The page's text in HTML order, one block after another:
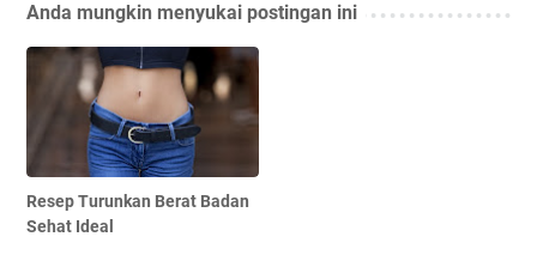
Anda mungkin menyukai postingan ini
Resep Turunkan Berat Badan
Sehat Ideal